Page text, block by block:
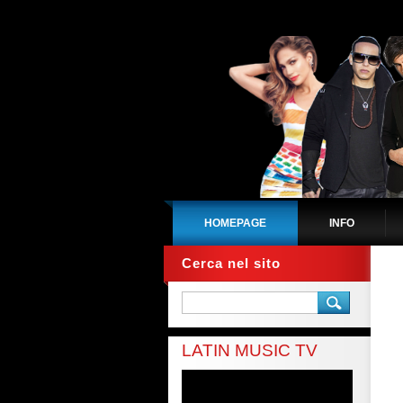
HOMEPAGE INFO
Cerca nel sito
LATIN MUSIC TV